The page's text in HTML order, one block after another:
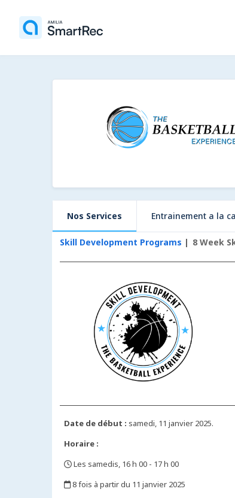
Nos Services Entrainement a la
Skill Development Programs 8 Week
Date de début : samedi, 11 janvier 2025.
Horaire :
Les samedis, 16 h 00 - 17 h 00
8 fois à partir du 11 janvier 2025